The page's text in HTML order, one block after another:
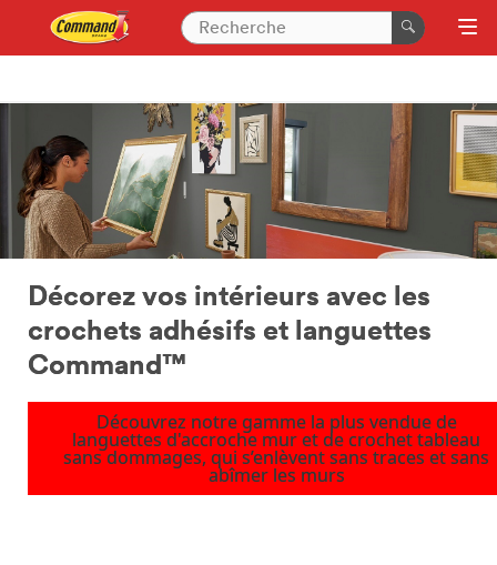
Décorez vos intérieurs avec les
crochets adhésifs et languettes
Command™
Découvrez notre gamme la plus vendue de
languettes d'accroche mur et de crochet tableau
sans dommages, qui s’enlèvent sans traces et sans
abîmer les murs